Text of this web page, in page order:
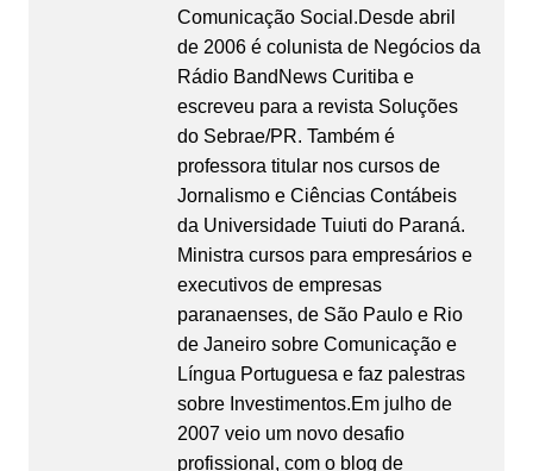
Comunicação Social.Desde abril
de 2006 é colunista de Negócios da
Rádio BandNews Curitiba e
escreveu para a revista Soluções
do Sebrae/PR. Também é
professora titular nos cursos de
Jornalismo e Ciências Contábeis
da Universidade Tuiuti do Paraná.
Ministra cursos para empresários e
executivos de empresas
paranaenses, de São Paulo e Rio
de Janeiro sobre Comunicação e
Língua Portuguesa e faz palestras
sobre Investimentos.Em julho de
2007 veio um novo desafio
profissional, com o blog de